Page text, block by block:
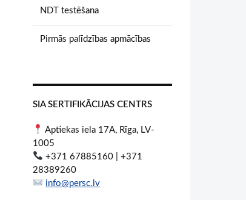
NDT testēšana
Pirmās palīdzības apmācības
SIA SERTIFIKĀCIJAS CENTRS
Aptiekas iela 17A, Rīga, LV-
1005
+371 67885160 | +371
28389260
info@persc.lv